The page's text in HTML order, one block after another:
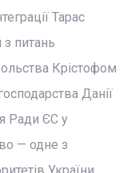
Тарас
з питань
Крістофом
Данії
Ради ЄС у
— одне з